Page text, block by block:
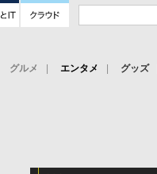
グルメ エンタメ
グッズ